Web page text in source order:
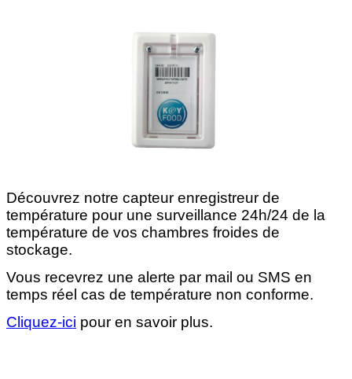
Découvrez notre capteur enregistreur de
température pour une surveillance 24h/24 de la
température de vos chambres froides de
stockage.
Vous recevrez une alerte par mail ou SMS en
temps réel cas de température non conforme.
Cliquez-ici pour en savoir plus.